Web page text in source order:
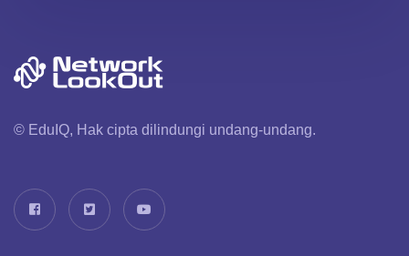
© EduIQ, Hak cipta dilindungi undang-undang.